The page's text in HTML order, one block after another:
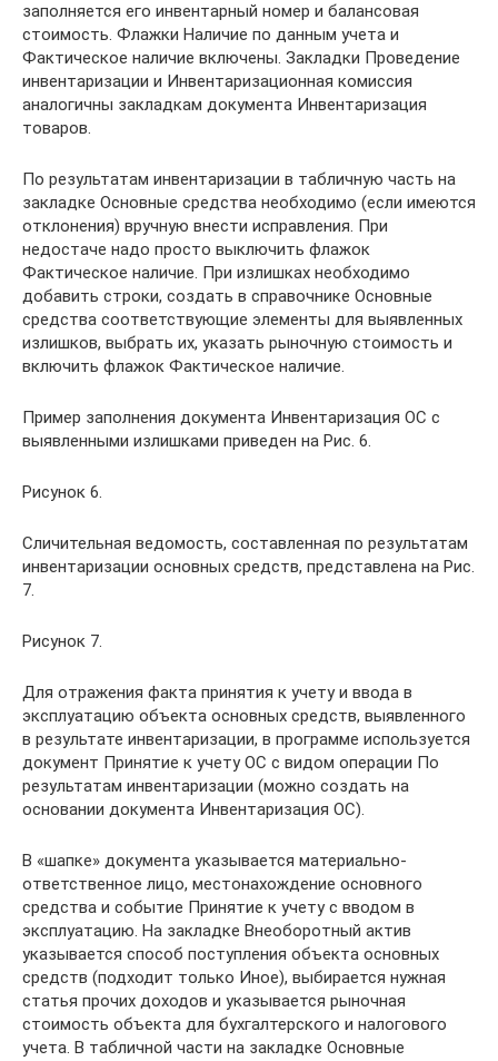
заполняется его инвентарный номер и балансовая
стоимость. Флажки Наличие по данным учета и
Фактическое наличие включены. Закладки Проведение
инвентаризации и Инвентаризационная комиссия
аналогичны закладкам документа Инвентаризация
товаров.
По результатам инвентаризации в табличную часть на
закладке Основные средства необходимо (если имеются
отклонения) вручную внести исправления. При
недостаче надо просто выключить флажок
Фактическое наличие. При излишках необходимо
добавить строки, создать в справочнике Основные
средства соответствующие элементы для выявленных
излишков, выбрать их, указать рыночную стоимость и
включить флажок Фактическое наличие.
Пример заполнения документа Инвентаризация ОС с
выявленными излишками приведен на Рис. 6.
Рисунок 6.
Сличительная ведомость, составленная по результатам
инвентаризации основных средств, представлена на Рис.
7.
Рисунок 7.
Для отражения факта принятия к учету и ввода в
эксплуатацию объекта основных средств, выявленного
в результате инвентаризации, в программе используется
документ Принятие к учету ОС с видом операции По
результатам инвентаризации (можно создать на
основании документа Инвентаризация ОС).
В «шапке» документа указывается материально-
ответственное лицо, местонахождение основного
средства и событие Принятие к учету с вводом в
эксплуатацию. На закладке Внеоборотный актив
указывается способ поступления объекта основных
средств (подходит только Иное), выбирается нужная
статья прочих доходов и указывается рыночная
стоимость объекта для бухгалтерского и налогового
учета. В табличной части на закладке Основные